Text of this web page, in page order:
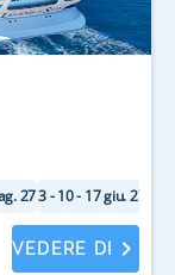
273 - 10 - 17 giu. 27
VEDERE DI